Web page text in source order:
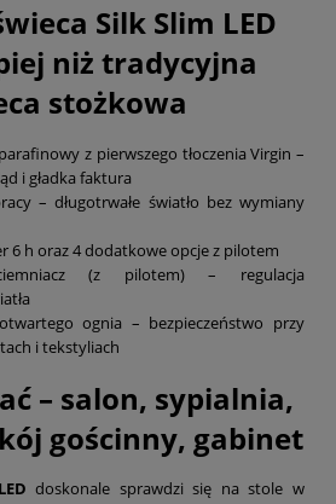
Silk Slim LED
niż tradycyjna
stożkowa
z pierwszego tłoczenia Virgin –
i gładka faktura
– długotrwałe światło bez wymiany
6 h oraz 4 dodatkowe opcje z pilotem
(z pilotem) – regulacja
ognia – bezpieczeństwo przy
i tekstyliach
– salon, sypialnia,
gościnny, gabinet
doskonale sprawdzi się na stole w